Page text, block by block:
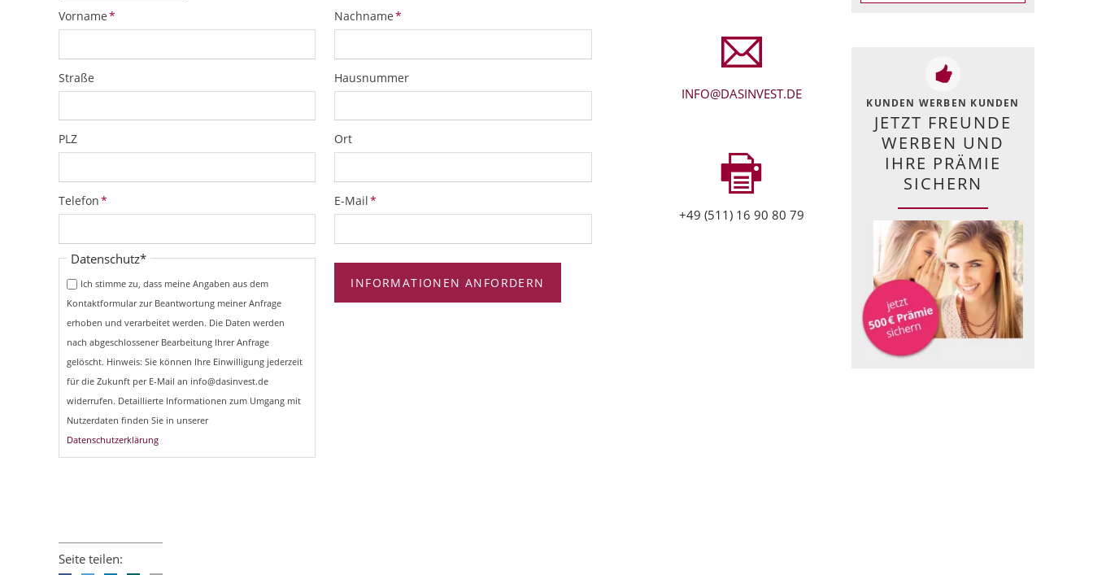
Pflichtfeld
Vorname* Pflichtfeld
Nachname*
Straße Hausnummer
PLZ Ort
Pflichtfeld
Telefon* Pflichtfeld
E-Mail*
Pflichtfeld
Datenschutz*
Ich stimme zu, dass meine Angaben aus dem
Kontaktformular zur Beantwortung meiner Anfrage
erhoben und verarbeitet werden. Die Daten werden
nach abgeschlossener Bearbeitung Ihrer Anfrage
gelöscht. Hinweis: Sie können Ihre Einwilligung jederzeit
für die Zukunft per E-Mail an info@dasinvest.de
widerrufen. Detaillierte Informationen zum Umgang mit
Nutzerdaten finden Sie in unserer
Datenschutzerklärung
INFORMATIONEN ANFORDERN
INFO@DASINVEST.DE
+49 (511) 16 90 80 79
KUNDEN WERBEN KUNDEN
JETZT FREUNDE
WERBEN UND
IHRE PRÄMIE
SICHERN
Seite teilen: